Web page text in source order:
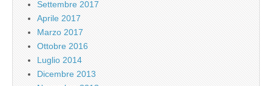
Settembre 2017
Aprile 2017
Marzo 2017
Ottobre 2016
Luglio 2014
Dicembre 2013